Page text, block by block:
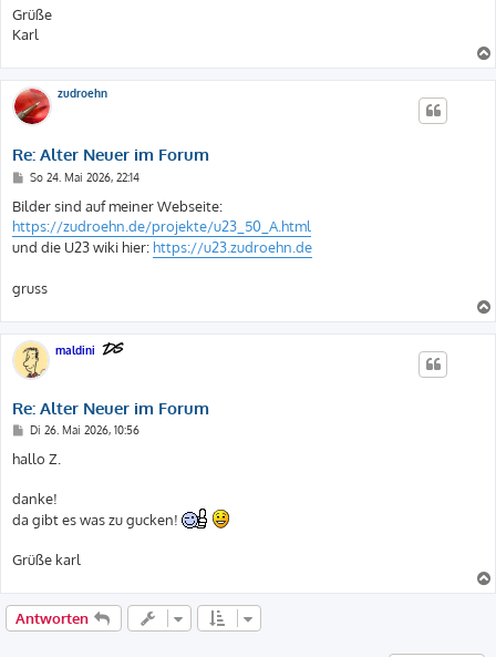
Grüße
Karl
zudroehn
Re: Alter Neuer im Forum
B
i
t
r
a
g
So 24. Mai 2026, 22:14
Bilder sind auf meiner Webseite:
https://zudroehn.de/projekte/u23_50_A.html
und die U23 wiki hier: https://u23.zudroehn.de
gruss
maldini
Re: Alter Neuer im Forum
B
i
t
a
g
Di 26. Mai 2026, 10:56
hallo Z.
danke!
da gibt es was zu gucken!
Grüße karl
Antworten